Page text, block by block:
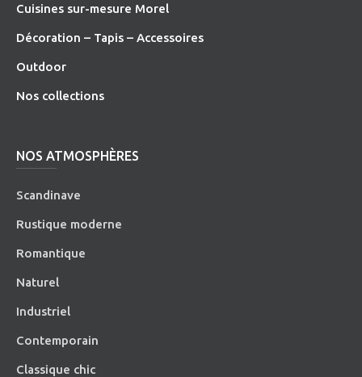
Cuisines sur-mesure Morel
Décoration – Tapis – Accessoires
Outdoor
Nos collections
NOS ATMOSPHÈRES
Scandinave
Rustique moderne
Romantique
Naturel
Industriel
Contemporain
Classique chic